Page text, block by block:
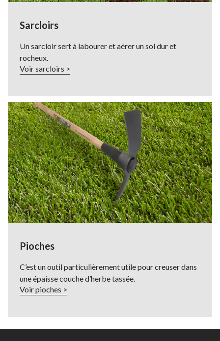
Sarcloirs
Un sarcloir sert à labourer et aérer un sol dur et
rocheux.
Voir sarcloirs >
Pioches
C’est un outil particulièrement utile pour creuser dans
une épaisse couche d’herbe tassée.
Voir pioches >